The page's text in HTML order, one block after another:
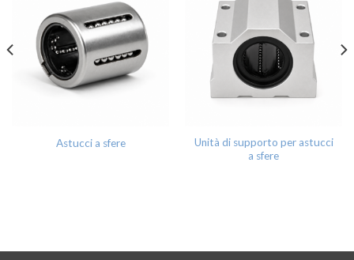
Astucci a sfere
Unità di supporto per astucci
a sfere